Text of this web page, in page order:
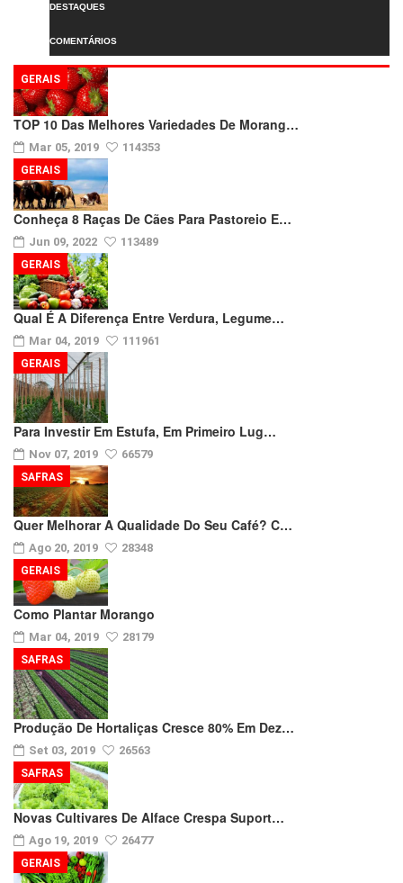
DESTAQUES
COMENTÁRIOS
TOP 10 Das Melhores Variedades De Morang…
Mar 05, 2019 114353
GERAIS
Conheça 8 Raças De Cães Para Pastoreio E…
Jun 09, 2022 113489
GERAIS
Qual É A Diferença Entre Verdura, Legume…
Mar 04, 2019 111961
GERAIS
Para Investir Em Estufa, Em Primeiro Lug…
Nov 07, 2019 66579
GERAIS
Quer Melhorar A Qualidade Do Seu Café? C…
Ago 20, 2019 28348
SAFRAS
Como Plantar Morango
Mar 04, 2019 28179
GERAIS
Produção De Hortaliças Cresce 80% Em Dez…
Set 03, 2019 26563
SAFRAS
Novas Cultivares De Alface Crespa Suport…
Ago 19, 2019 26477
SAFRAS
GERAIS